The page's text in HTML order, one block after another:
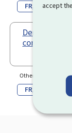
accept
FR DE
Demande de
congé sportif
Other language(s)
FR